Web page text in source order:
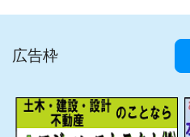
広告枠